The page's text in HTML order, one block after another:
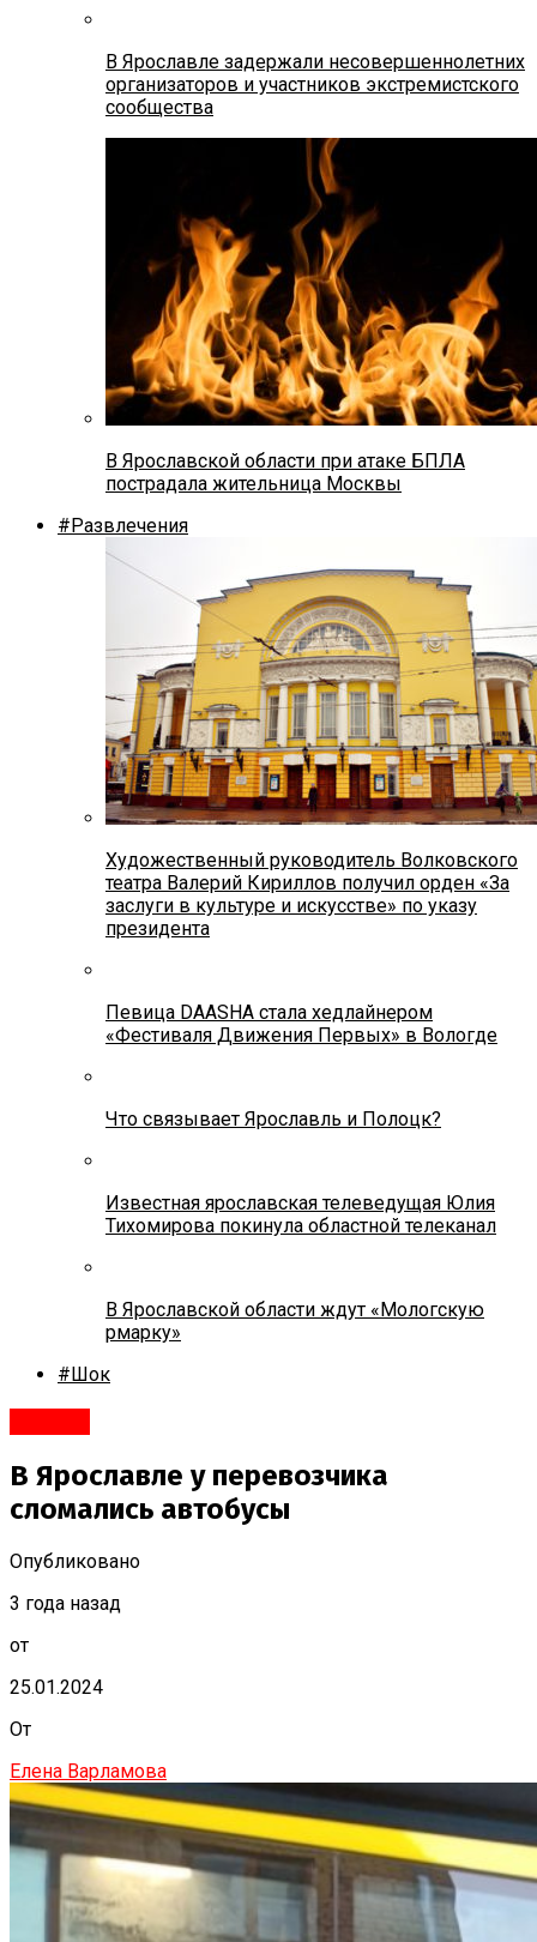
В Ярославле задержали несовершеннолетних
организаторов и участников экстремистского
сообщества
В Ярославской области при атаке БПЛА
пострадала жительница Москвы
#Развлечения
Художественный руководитель Волковского
театра Валерий Кириллов получил орден «За
заслуги в культуре и искусстве» по указу
президента
Певица DAASHA стала хедлайнером
«Фестиваля Движения Первых» в Вологде
Что связывает Ярославль и Полоцк?
Известная ярославская телеведущая Юлия
Тихомирова покинула областной телеканал
В Ярославской области ждут «Мологскую
рмарку»
#Шок
В Ярославле у перевозчика
сломались автобусы
Опубликовано
3 года назад
от
25.01.2024
От
Елена Варламова